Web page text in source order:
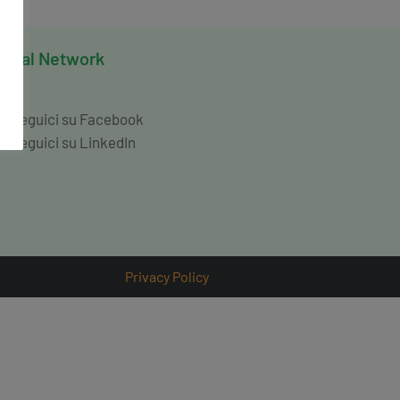
Network
Seguici su Facebook
Seguici su LinkedIn
Privacy Policy